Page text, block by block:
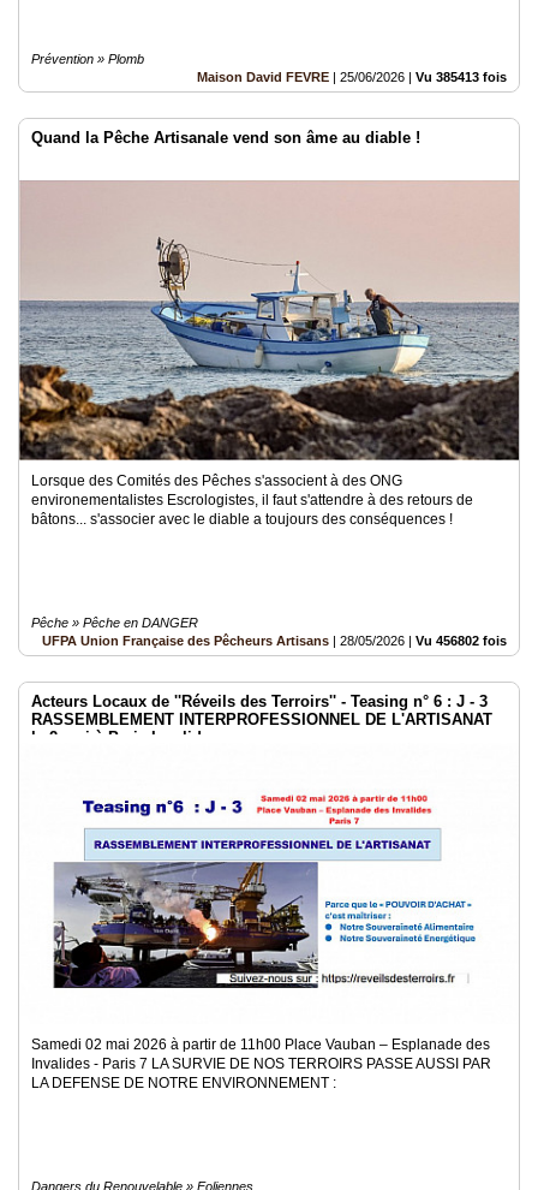
Prévention » Plomb
Maison David FEVRE | 25/06/2026 | Vu 385413 fois
Quand la Pêche Artisanale vend son âme au diable !
Lorsque des Comités des Pêches s'associent à des ONG
environementalistes Escrologistes, il faut s'attendre à des retours de
bâtons... s'associer avec le diable a toujours des conséquences !
Pêche » Pêche en DANGER
UFPA Union Française des Pêcheurs Artisans | 28/05/2026 | Vu 456802 fois
Acteurs Locaux de ''Réveils des Terroirs'' - Teasing n° 6 : J - 3
RASSEMBLEMENT INTERPROFESSIONNEL DE L'ARTISANAT
le 2 mai à Paris Invalides
Samedi 02 mai 2026 à partir de 11h00 Place Vauban – Esplanade des
Invalides - Paris 7 LA SURVIE DE NOS TERROIRS PASSE AUSSI PAR
LA DEFENSE DE NOTRE ENVIRONNEMENT :
Dangers du Renouvelable » Eoliennes